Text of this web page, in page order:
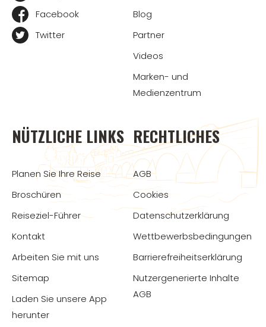
Facebook
Twitter
Blog
Partner
Videos
Marken- und
Medienzentrum
NÜTZLICHE LINKS
Planen Sie Ihre Reise
Broschüren
Reiseziel-Führer
Kontakt
Arbeiten Sie mit uns
Sitemap
Laden Sie unsere App
herunter
RECHTLICHES
AGB
Cookies
Datenschutzerklärung
Wettbewerbsbedingungen
Barrierefreiheitserklärung
Nutzergenerierte Inhalte
AGB